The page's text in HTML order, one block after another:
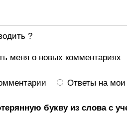
?
меня о новых комментариях
Ответы на
букву из слова с